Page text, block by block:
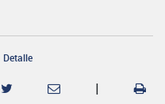
Detalle
|